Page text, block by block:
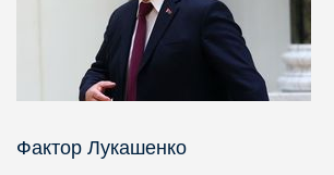
Фактор Лукашенко